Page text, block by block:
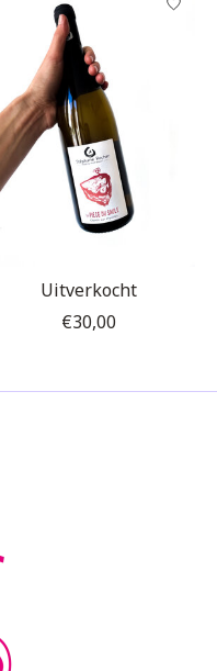
Uitverkocht
€30,00